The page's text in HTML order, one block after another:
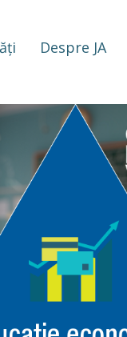
Despre JA